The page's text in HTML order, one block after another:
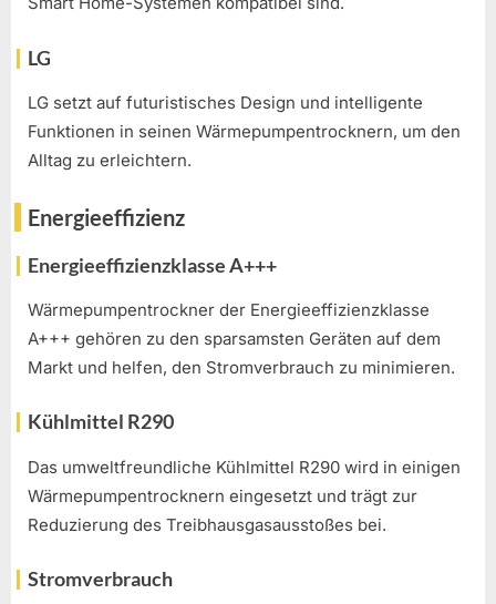
LG
LG setzt auf futuristisches Design und intelligente
Funktionen in seinen Wärmepumpentrocknern, um den
Alltag zu erleichtern.
Energieeffizienz
Energieeffizienzklasse A+++
Wärmepumpentrockner der Energieeffizienzklasse
A+++ gehören zu den sparsamsten Geräten auf dem
Markt und helfen, den Stromverbrauch zu minimieren.
Kühlmittel R290
Das umweltfreundliche Kühlmittel R290 wird in einigen
Wärmepumpentrocknern eingesetzt und trägt zur
Reduzierung des Treibhausgasausstoßes bei.
Stromverbrauch